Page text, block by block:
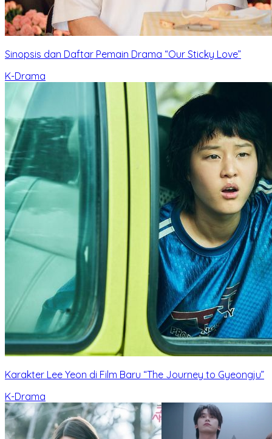
Sinopsis dan Daftar Pemain Drama “Our Sticky Love”
K-Drama
Karakter Lee Yeon di Film Baru “The Journey to Gyeongju”
K-Drama